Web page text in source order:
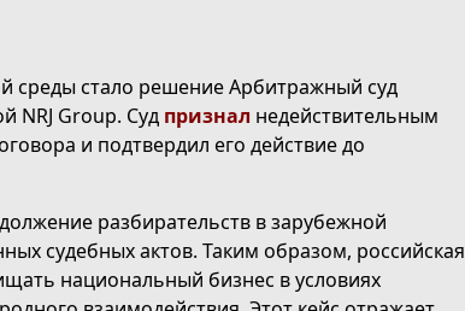
среды стало решение Арбитражный суд
NRJ Group. Суд признал недействительным
и подтвердил его действие до
разбирательств в зарубежной
судебных актов. Таким образом, российская
национальный бизнес в условиях